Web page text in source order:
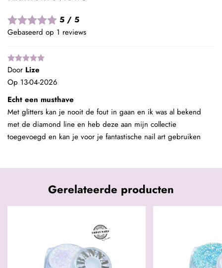
5 / 5
Gebaseerd op 1 reviews
Door Lize
Op 13-04-2026
Echt een musthave
Met glitters kan je nooit de fout in gaan en ik was al bekend
met de diamond line en heb deze aan mijn collectie
toegevoegd en kan je voor je fantastische nail art gebruiken
Gerelateerde producten